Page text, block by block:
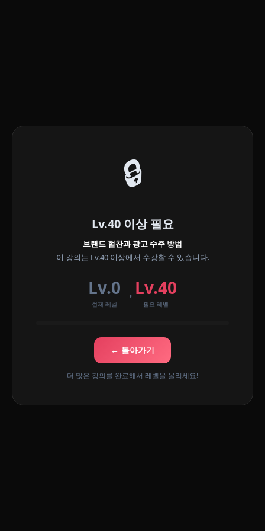
🔒
Lv.40 이상 필요
브랜드 협찬과 광고 수주 방법
이 강의는 Lv.40 이상에서 수강할 수 있습니다.
Lv.0
현재 레벨
→ Lv.40
필요 레벨
← 돌아가기
더 많은 강의를 완료해서 레벨을 올리세요!